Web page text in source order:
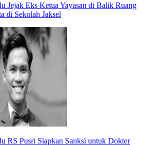
Jejak Eks Ketua Yayasan di Balik Ruang
di Sekolah Jaksel
RS Pusri Siapkan Sanksi untuk Dokter